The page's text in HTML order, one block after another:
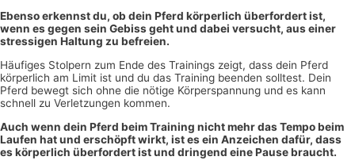
Ebenso erkennst du, ob dein Pferd körperlich überfordert ist,
wenn es gegen sein Gebiss geht und dabei versucht, aus einer
stressigen Haltung zu befreien.
Häufiges Stolpern zum Ende des Trainings zeigt, dass dein Pferd
körperlich am Limit ist und du das Training beenden solltest. Dein
Pferd bewegt sich ohne die nötige Körperspannung und es kann
schnell zu Verletzungen kommen.
Auch wenn dein Pferd beim Training nicht mehr das Tempo beim
Laufen hat und erschöpft wirkt, ist es ein Anzeichen dafür, dass
es körperlich überfordert ist und dringend eine Pause braucht.